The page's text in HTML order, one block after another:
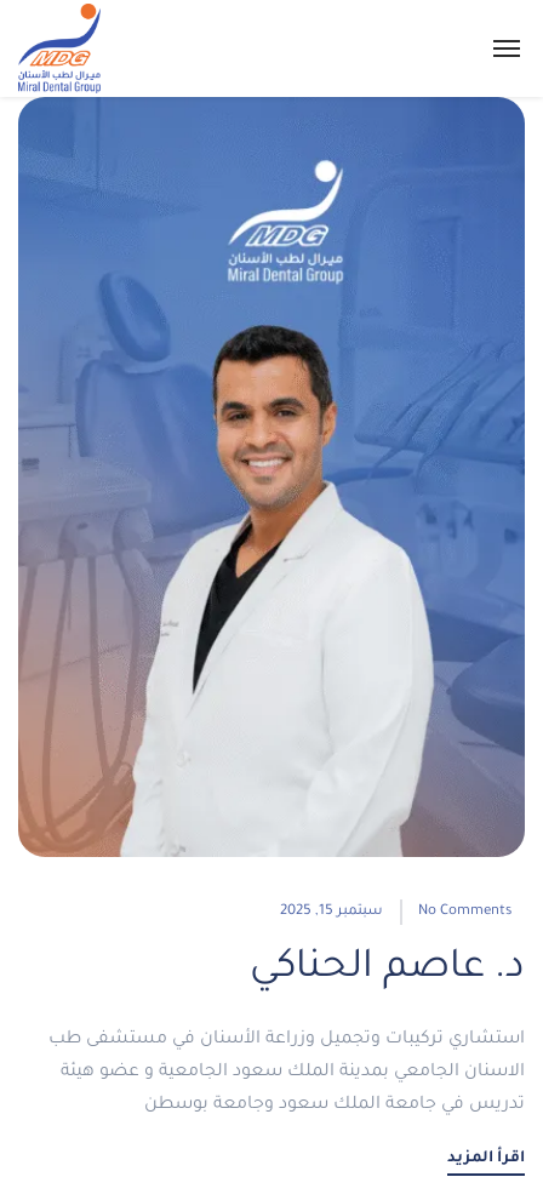
سبتمبر 15, 2025 No Comments
د. عاصم الحناكي
استشاري تركيبات وتجميل وزراعة الأسنان في مستشفى طب
الاسنان الجامعي بمدينة الملك سعود الجامعية و عضو هيئة
تدريس في جامعة الملك سعود وجامعة بوسطن
اقرأ المزيد